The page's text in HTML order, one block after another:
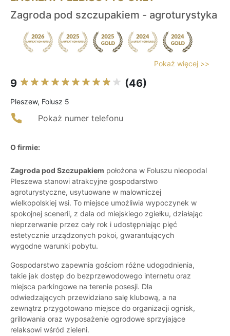
Zagroda pod szczupakiem - agroturystyka
Pokaż więcej >>
9 (46)
Pleszew, Folusz 5
Pokaż numer telefonu
O firmie:
Zagroda pod Szczupakiem położona w Foluszu nieopodal
Pleszewa stanowi atrakcyjne gospodarstwo
agroturystyczne, usytuowane w malowniczej
wielkopolskiej wsi. To miejsce umożliwia wypoczynek w
spokojnej scenerii, z dala od miejskiego zgiełku, działając
nieprzerwanie przez cały rok i udostępniając pięć
estetycznie urządzonych pokoi, gwarantujących
wygodne warunki pobytu.
Gospodarstwo zapewnia gościom różne udogodnienia,
takie jak dostęp do bezprzewodowego internetu oraz
miejsca parkingowe na terenie posesji. Dla
odwiedzających przewidziano salę klubową, a na
zewnątrz przygotowano miejsce do organizacji ognisk,
grillowania oraz wyposażenie ogrodowe sprzyjające
relaksowi wśród zieleni.